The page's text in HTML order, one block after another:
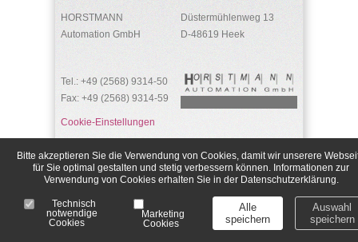
HORSTMANN
Automation GmbH
Düstermühlenweg 13
D-48619 Heek
Tel.: +49 (2568) 9314-50
Fax: +49 (2568) 9314-59
Cookie-Einstellungen
Bitte akzeptieren Sie die Verwendung von Cookies, damit wir unserere
für Sie optimal gestalten und stetig verbessern können. Informationen zur
Verwendung von Cookies erhalten Sie in der Datenschutzerklärung.
Technisch
notwendige
Cookies
Marketing
Cookies
Alle
speichern
Auswahl
speichern